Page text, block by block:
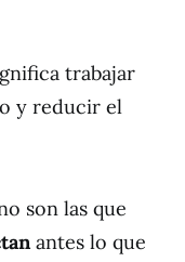
trabajar
y reducir el
son las que
antes lo que